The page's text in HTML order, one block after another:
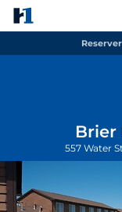
Brier
557 Water